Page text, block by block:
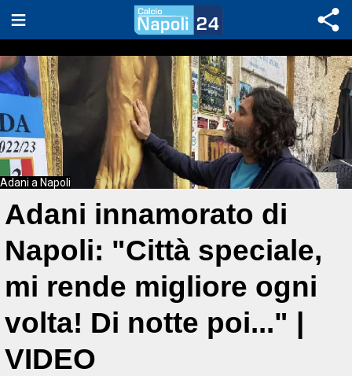
Adani a Napoli
Adani innamorato di
Napoli: "Città speciale,
mi rende migliore ogni
volta! Di notte poi..." |
VIDEO